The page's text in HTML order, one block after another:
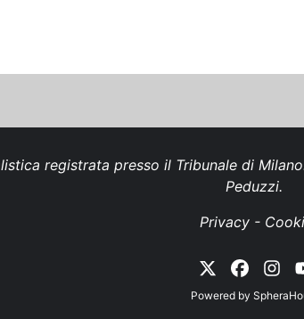
registrata presso il Tribunale di
Peduzzi.
Privacy-
Powered by